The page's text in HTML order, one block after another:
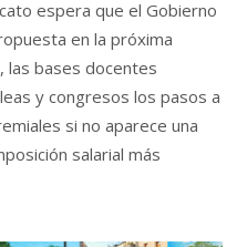
espera que el Gobierno
en la próxima
las bases docentes
y congresos los pasos a
si no aparece una
salarial más